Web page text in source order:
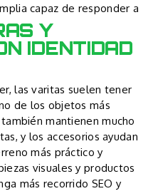
capaz de responder a
Y
IDENTIDAD
las varitas suelen tener
de los objetos más
mantienen mucho
y los accesorios ayudan
más práctico y
visuales y productos
más recorrido SEO y